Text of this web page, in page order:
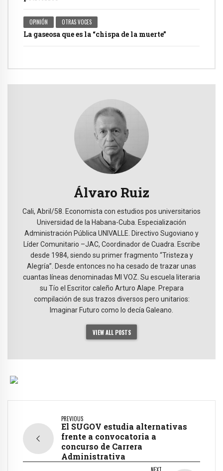
OPINIÓN OTRAS VOCES
La gaseosa que es la “chispa de la muerte”
Álvaro Ruiz
Cali, Abril/58. Economista con estudios pos universitarios
Universidad de la Habana-Cuba. Especialización
Administración Pública UNIVALLE. Directivo Sugoviano y
Líder Comunitario –JAC, Coordinador de Cuadra. Escribe
desde 1984, siendo su primer fragmento “Tristeza y
Alegría”. Desde entonces no ha cesado de trazar unas
cuantas líneas denominadas MI VOZ. Su escuela literaria
su Tío el Escritor caleño Arturo Alape. Prepara
compilación de sus trazos diversos pero unitarios:
Imaginar Futuro como lo decía Galeano.
VIEW ALL POSTS
PREVIOUS
El SUGOV estudia alternativas
frente a convocatoria a
concurso de Carrera
Administrativa